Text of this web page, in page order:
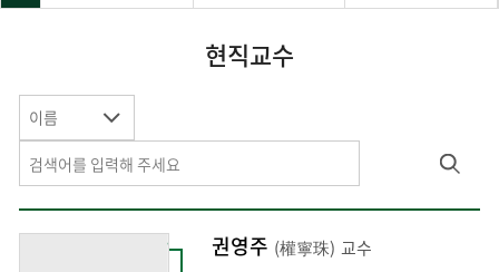
현직교수
이름
권영주 (權寧珠) 교수